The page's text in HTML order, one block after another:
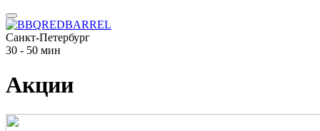
Санкт-Петербург
30 - 50 мин
Акции